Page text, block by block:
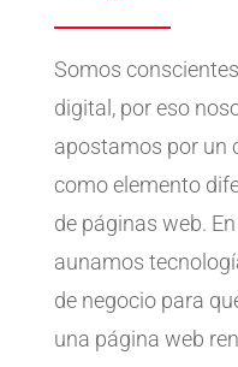
Somos
digital, por eso
apostamos por un
como elemento
de páginas web.
aunamos
de negocio para
una página web